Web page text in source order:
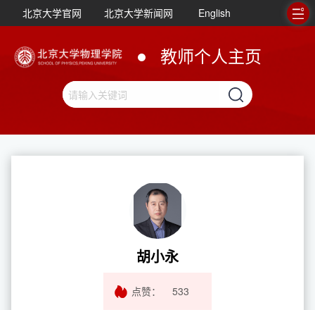
北京大学官网 北京大学新闻网 English
教师个人主页
胡小永
点赞： 533